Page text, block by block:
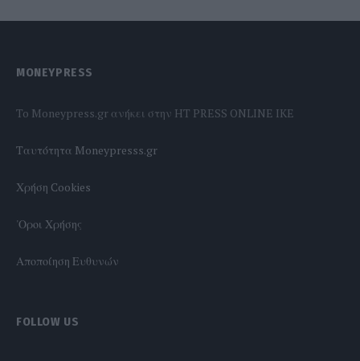
MONEYPRESS
To Moneypress.gr ανήκει στην HT PRESS ONLINE IKE
Tαυτότητα Moneypresss.gr
Χρήση Cookies
'Οροι Χρήσης
Αποποίηση Ευθυνών
FOLLOW US